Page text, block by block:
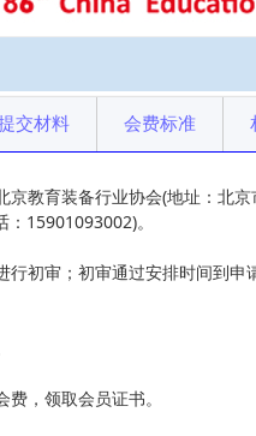
交材料 会费标准
京教育装备行业协会(地址：北
15901093002)。
行初审；初审通过安排时间到
，领取会员证书。